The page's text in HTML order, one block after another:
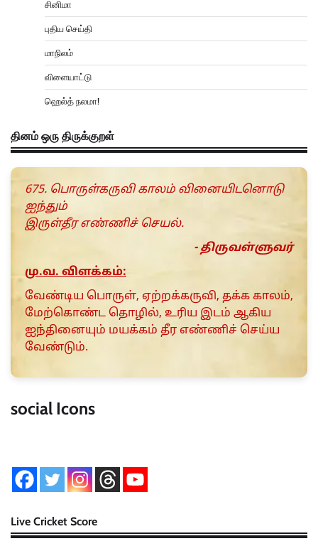
சினிமா
புதிய செய்தி
மாநிலம்
விளையாட்டு
ஹெல்த் நலமா!
தினம் ஒரு திருக்குறள்
675. பொருள்கருவி காலம் வினையிடனொடு
ஐந்தும்
இருள்தீர எண்ணிச் செயல்.
- திருவள்ளுவர்
மு.வ. விளக்கம்:
வேண்டிய பொருள், ஏற்றக்கருவி, தக்க காலம்,
மேற்கொண்ட தொழில், உரிய இடம் ஆகிய
ஐந்தினையும் மயக்கம் தீர எண்ணிச் செய்ய
வேண்டும்.
social Icons
Live Cricket Score